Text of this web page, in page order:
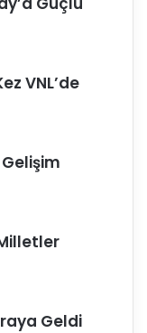
VNL’de
Geldi